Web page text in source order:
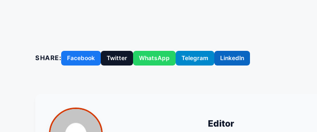
SHARE: Facebook Twitter WhatsApp Telegram LinkedIn
Editor